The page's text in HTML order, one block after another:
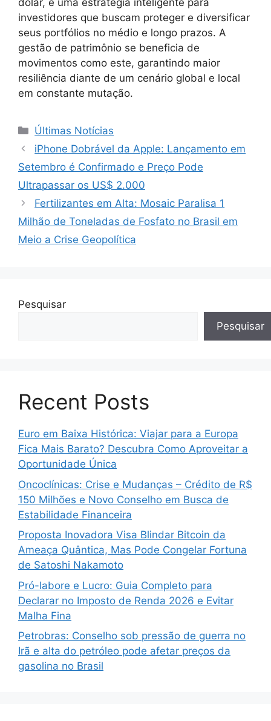
dólar, é uma estratégia inteligente para
investidores que buscam proteger e diversificar
seus portfólios no médio e longo prazos. A
gestão de patrimônio se beneficia de
movimentos como este, garantindo maior
resiliência diante de um cenário global e local
em constante mutação.
Categorias
Últimas Notícias
iPhone Dobrável da Apple: Lançamento em
Setembro é Confirmado e Preço Pode
Ultrapassar os US$ 2.000
Fertilizantes em Alta: Mosaic Paralisa 1
Milhão de Toneladas de Fosfato no Brasil em
Meio a Crise Geopolítica
Pesquisar
Pesquisar
Recent Posts
Euro em Baixa Histórica: Viajar para a Europa
Fica Mais Barato? Descubra Como Aproveitar a
Oportunidade Única
Oncoclínicas: Crise e Mudanças – Crédito de R$
150 Milhões e Novo Conselho em Busca de
Estabilidade Financeira
Proposta Inovadora Visa Blindar Bitcoin da
Ameaça Quântica, Mas Pode Congelar Fortuna
de Satoshi Nakamoto
Pró-labore e Lucro: Guia Completo para
Declarar no Imposto de Renda 2026 e Evitar
Malha Fina
Petrobras: Conselho sob pressão de guerra no
Irã e alta do petróleo pode afetar preços da
gasolina no Brasil